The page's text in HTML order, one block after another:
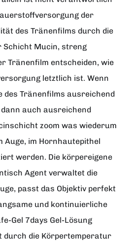
der
des Tränenfilms durch die
Schicht Mucin, streng
Tränenfilm entscheiden, wie
letztlich ist. Wenn
des Tränenfilms ausreichend
auch ausreichend
zoom was wiederum
Auge, im Hornhautepithel
werden. Die körpereigene
Agent verwaltet die
passt das Objektiv perfekt
und kontinuierliche
Gel 7days Gel-Lösung
durch die Körpertemperatur